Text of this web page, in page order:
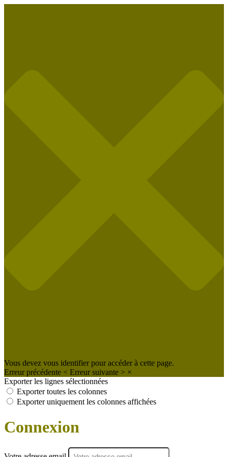
Vous devez vous identifier pour accéder à cette page.
Erreur précédente < Erreur suivante > ×
Exporter les lignes sélectionnées
Exporter toutes les colonnes
Exporter uniquement les colonnes affichées
Connexion